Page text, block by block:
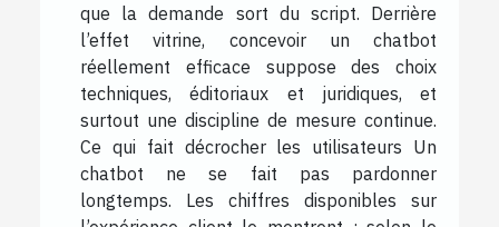
que la demande sort du script. Derrière
l’effet vitrine, concevoir un chatbot
réellement efficace suppose des choix
techniques, éditoriaux et juridiques, et
surtout une discipline de mesure continue.
Ce qui fait décrocher les utilisateurs Un
chatbot ne se fait pas pardonner
longtemps. Les chiffres disponibles sur